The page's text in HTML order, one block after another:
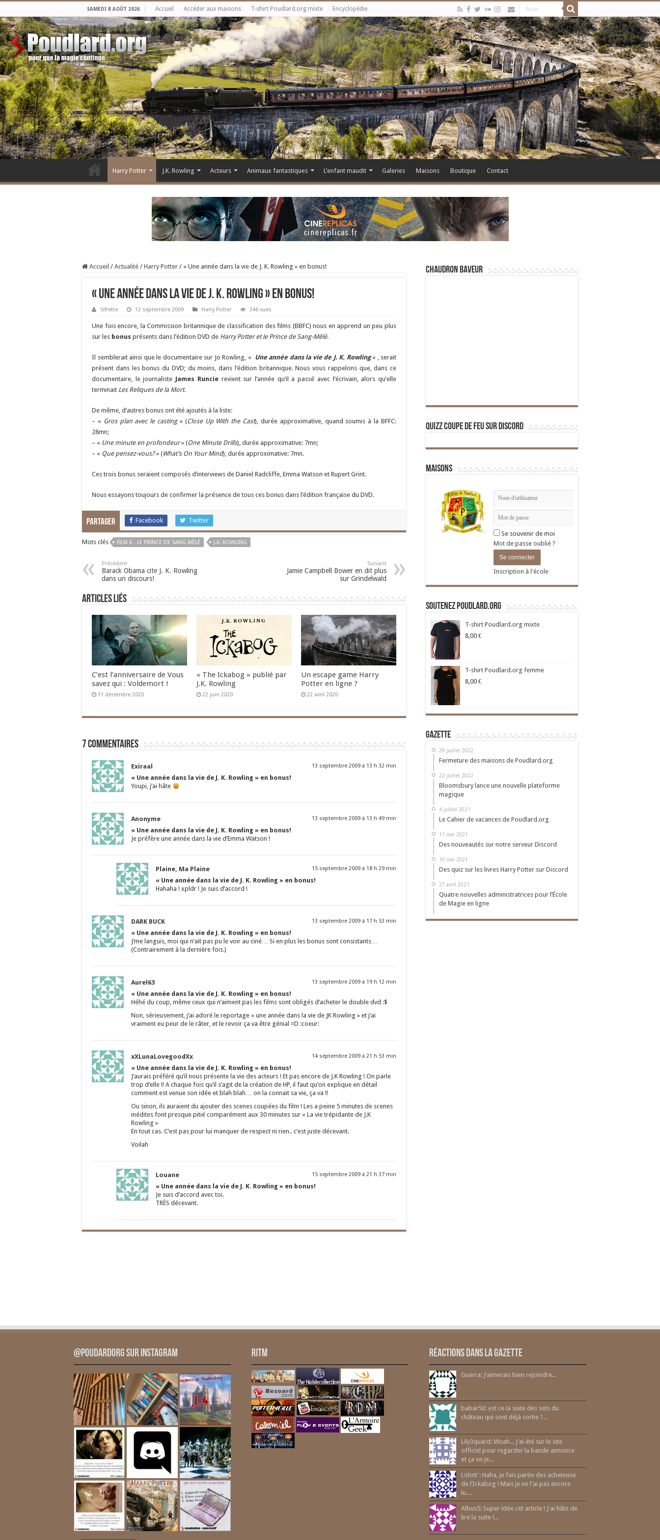
SAMEDI 8 AOÛT 2026 Accueil Accéder aux maisons T-shirt Poudlard.org mixte Encyclopédie
Harry Potter J.K. Rowling Acteurs Animaux fantastiques L’enfant maudit Galeries Maisons Boutique Contact
Accueil / Actualité / Harry Potter / « Une année dans la vie de J. K. Rowling » en bonus!
« Une année dans la vie de J. K. Rowling » en bonus!
Sifrette 12 septembre 2009 Harry Potter 346 vues
Une fois encore, la Commission britannique de classification des films (BBFC) nous en apprend un peu plus
sur les bonus présents dans l’édition DVD de Harry Potter et le Prince de Sang-Mêlé.
Il semblerait ainsi que le documentaire sur Jo Rowling, « Une année dans la vie de J. K. Rowling « , serait
présent dans les bonus du DVD; du moins, dans l’édition britannique. Nous vous rappelons que, dans ce
documentaire, le journaliste James Runcierevient sur l’année qu’il a passé avec l’écrivain, alors qu’elle
terminait Les Reliques de la Mort.
De même, d’autres bonus ont été ajoutés à la liste:
– « Gros plan avec le casting» (Close Up With the Cast), durée approximative, quand soumis à la BFFC:
28mn;
– « Une minute en profondeur» (One Minute Drills), durée approximative: 7mn;
– « Que pensez-vous?» (What’s On Your Mind), durée approximative: 7mn.
Ces trois bonus seraient composés d’interviews de Daniel Radcliffe, Emma Watson et Rupert Grint.
Nous essayons toujours de confirmer la présence de tous ces bonus dans l’édition française du DVD.
Partager Facebook Twitter
Mots clés FILM 6 - LE PRINCE DE SANG MÊLÉ J.K. ROWLING
Précédent
Barack Obama cite J. K. Rowling
dans un discours!
Suivant
Jamie Campbell Bower en dit plus
sur Grindelwald
Articles liés
C’est l’anniversaire de Vous
savez qui : Voldemort !
31 décembre 2020
« The Ickabog » publié par
J.K. Rowling
22 juin 2020
Un escape game Harry
Potter en ligne ?
22 avril 2020
7 commentaires
Exiraal 13 septembre 2009 à 13 h 32 min
« Une année dans la vie de J. K. Rowling » en bonus!
Youpi, j’ai hâte
Anonyme 13 septembre 2009 à 13 h 49 min
« Une année dans la vie de J. K. Rowling » en bonus!
Je préfère une année dans la vie d’Emma Watson !
Plaine, Ma Plaine 15 septembre 2009 à 18 h 29 min
« Une année dans la vie de J. K. Rowling » en bonus!
Hahaha ! xpldr ! Je suis d’accord !
DARK BUCK 13 septembre 2009 à 17 h 53 min
« Une année dans la vie de J. K. Rowling » en bonus!
J’me languis, moi qui n’ait pas pu le voir au ciné… Si en plus les bonus sont consistants…
(Contrairement à la dernière fois.)
Aurel63 13 septembre 2009 à 19 h 12 min
« Une année dans la vie de J. K. Rowling » en bonus!
Héhé du coup, même ceux qui n’aiment pas les films sont obligés d’acheter le double dvd :$
Non, sérieusement, j’ai adoré le reportage « une année dans la vie de JK Rowling » et j’ai
vraiment eu peur de le râter, et le revoir ça va être génial =D :coeur:
xXLunaLovegoodXx 14 septembre 2009 à 21 h 53 min
« Une année dans la vie de J. K. Rowling » en bonus!
J’aurais préféré qu’il nous présente la vie des acteurs ! Et pas encore de J.K Rowling ! On parle
trop d’elle !! A chaque fois qu’il s’agit de la création de HP, il faut qu’on explique en détail
comment est venue son idée et blah blah… on la connait sa vie, ça va !!
Ou sinon, ils auraient du ajouter des scenes coupées du film ! Les a peine 5 minutes de scenes
inédites font presque pitié comparément aux 30 minutes sur « La vie trépidante de J.K
Rowling »
En tout cas. C’est pas pour lui manquer de respect ni rien.. c’est juste décevant.
Voilah
Louane 15 septembre 2009 à 21 h 37 min
« Une année dans la vie de J. K. Rowling » en bonus!
Je suis d’accord avec toi.
TRÈS décevant.
Chaudron Baveur
Quizz Coupe de Feu sur Discord
Maisons
Se souvenir de moi
Mot de passe oublié ?
Inscription à l'école
Soutenez Poudlard.org
T-shirt Poudlard.org mixte
8,00 €
T-shirt Poudlard.org femme
8,00 €
Gazette
29 juillet 2022
Fermeture des maisons de Poudlard.org
22 juillet 2022
Bloomsbury lance une nouvelle plateforme
magique
4 juillet 2021
Le Cahier de vacances de Poudlard.org
11 mai 2021
Des nouveautés sur notre serveur Discord
10 mai 2021
Des quiz sur les livres Harry Potter sur Discord
27 avril 2021
Quatre nouvelles administratrices pour l’École
de Magie en ligne
@PoudardOrg sur Instagram RITM Réactions dans la gazette
Guerra: J’aimerais bien rejoindre...
babar50: est ce la suite des sets du
château qui sont déjà sortie ?...
Lily3quard: Woah... J'ai été sur le site
officiel pour regarder la bande annonce
et ça en je...
Lolott': Haha, je fais partie des acheteuse
de l’Ickabog ! Mais je ne l'ai pas encore
lu....
Albus5: Super idée cet article ! J'ai hâte de
lire la suite !...